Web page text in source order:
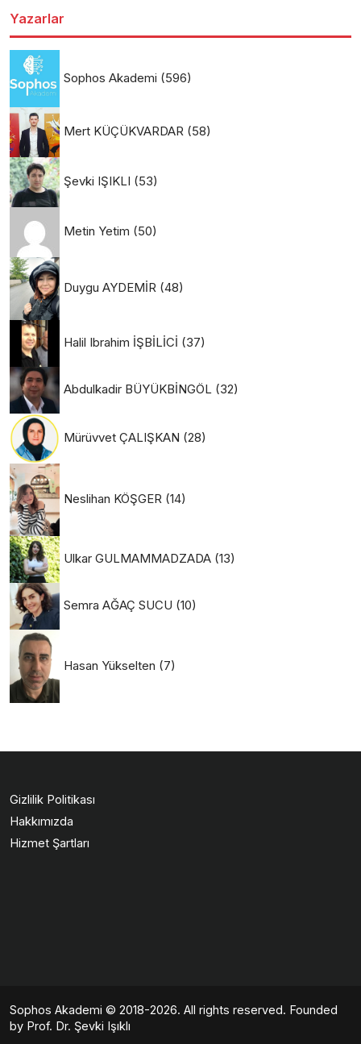
Yazarlar
Sophos Akademi (596)
Mert KÜÇÜKVARDAR (58)
Şevki IŞIKLI (53)
Metin Yetim (50)
Duygu AYDEMİR (48)
Halil Ibrahim İŞBİLİCİ (37)
Abdulkadir BÜYÜKBİNGÖL (32)
Mürüvvet ÇALIŞKAN (28)
Neslihan KÖŞGER (14)
Ulkar GULMAMMADZADA (13)
Semra AĞAÇ SUCU (10)
Hasan Yükselten (7)
Gizlilik Politikası
Hakkımızda
Hizmet Şartları
Sophos Akademi © 2018-2026. All rights reserved. Founded
by Prof. Dr. Şevki Işıklı